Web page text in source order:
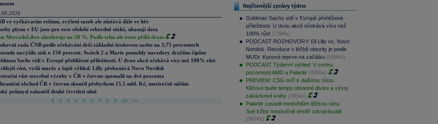
ve vyčkávacím režimu, zvýšení sazeb ale zůstává dále ve hře
plynu v EU jsou pro toto období rekordně nízké, ukazují data
MercadoLibre akceleruje na 50 %. Podle trhu ale roste příliš draze
rada ČNB podle očekávání drží základní úrokovou sazbu na 3,75 procentech
navýšilo zisk o 150 procent. Switch 2 a Mario pomohly navzdory dražším čipům
Sachs vidí v Evropě přehlížené příležitosti. U dvou akcií očekává více než 100% růst
růst, vyšší marže a lepší výhled. Lilly překonává Novo Nordisk
růst stavební výroby v ČR v červnu zpomalil na dvě procenta
obchod ČR v červnu skončil přebytkem 15,5 mld. Kč, meziročně nižším
průmysl zakončil druhé čtvrtletí silně
1 2 3 4 5 6 7 8 9 10 >>
Nejčtenější zprávy týdne
Goldman Sachs vidí v Evropě přehlížené
příležitosti. U dvou akcií očekává více než
100% růst (7396x)
PODCAST ROZHOVORY: Eli Lilly vs. Novo
Nordisk. Revoluce v léčbě obezity je podle
MUDr. Kunové teprve na začátku (5984x)
PODCAST Týdenní výhled: V centru
pozornosti AMD a Palantir (4095x)
PREVIEW: CSG míří k dalšímu růstu.
Klíčové bude tempo obranné divize a vývoj
zakázkové knihy (3934x)
Palantir zasadil medvědům těžkou ránu.
Své tržby meziročně téměř zdvojnásobil
(3924x)